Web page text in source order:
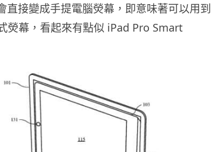
直接變成手提電腦熒幕，即意味著可以用到
熒幕，看起來有點似 iPad Pro Smart